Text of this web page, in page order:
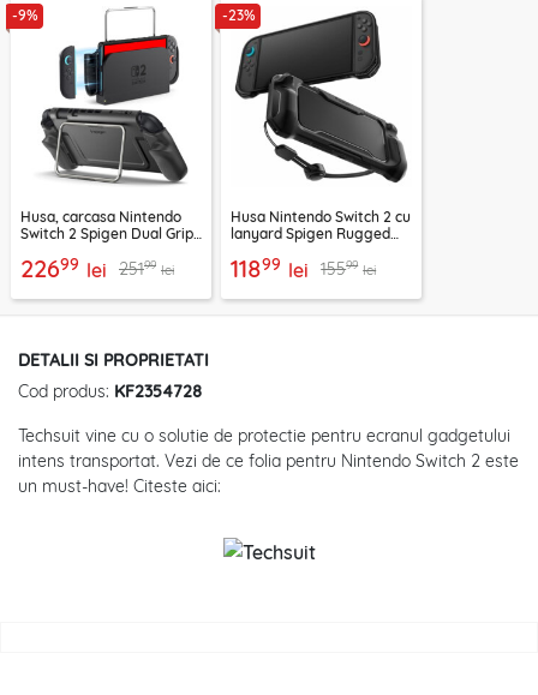
-9%
Husa, carcasa Nintendo
Switch 2 Spigen Dual Grip
22699 lei 25199 lei
-23%
Husa Nintendo Switch 2 cu
lanyard Spigen Rugged
11899 lei 15599 lei
DETALII SI PROPRIETATI
Cod produs: KF2354728
Techsuit vine cu o solutie de protectie pentru ecranul gadgetului
intens transportat. Vezi de ce folia pentru Nintendo Switch 2 este
un must-have! Citeste aici: